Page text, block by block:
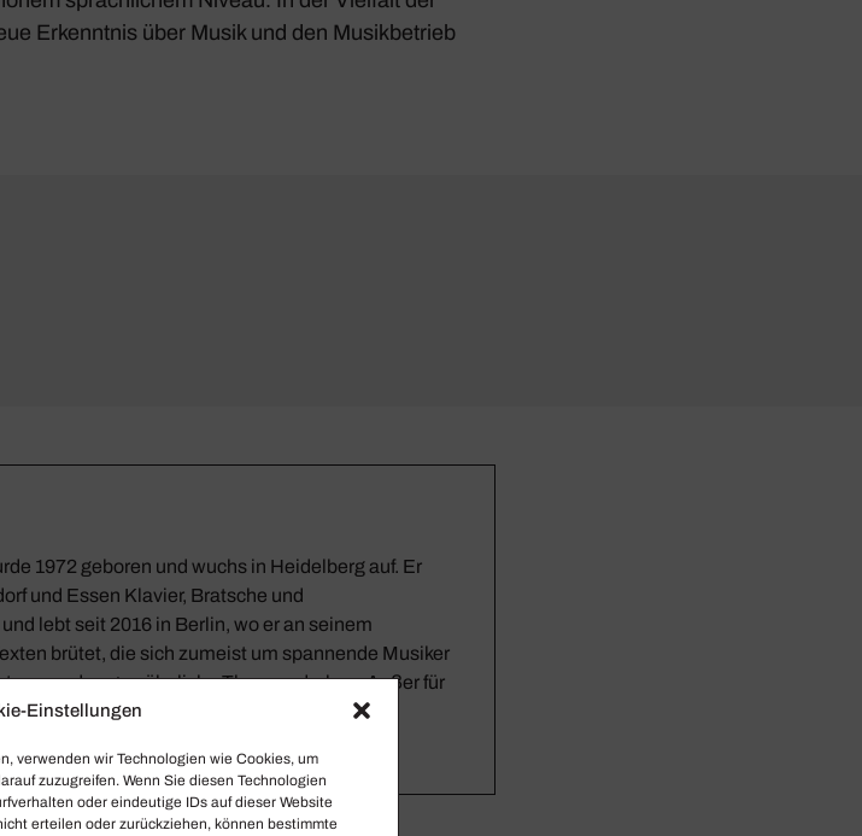
Einstellungen
verwenden wir Technologien wie Cookies, um
zuzugreifen. Wenn Sie diesen Technologien
oder eindeutige IDs auf dieser Website
erteilen oder zurückziehen, können bestimmte
Erkenntnis über Musik und den Musik­be­trieb
1972 geboren und wuchs in Heidelberg auf. Er
und Essen Klavier, Bratsche und
lebt seit 2016 in Berlin, wo er an seinem
brütet, die sich zumeist um spannende Musiker
– und ungewöhnliche Themen drehen. Außer für
Autor für das Klaviermagazin PIANIST und die